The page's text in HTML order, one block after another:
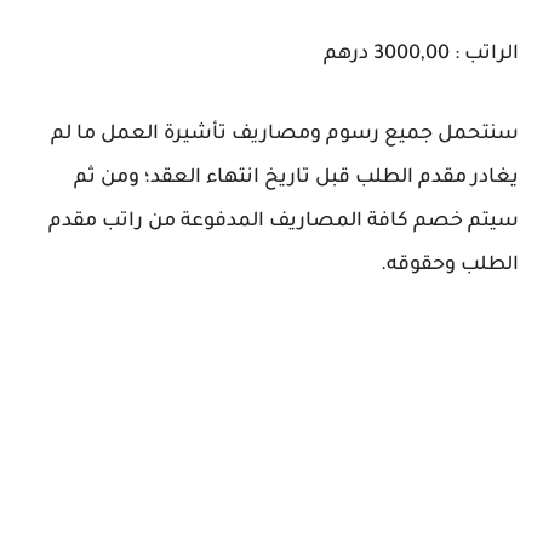
الراتب : 3000,00 درهم
سنتحمل جميع رسوم ومصاريف تأشيرة العمل ما لم
يغادر مقدم الطلب قبل تاريخ انتهاء العقد؛ ومن ثم
سيتم خصم كافة المصاريف المدفوعة من راتب مقدم
الطلب وحقوقه.